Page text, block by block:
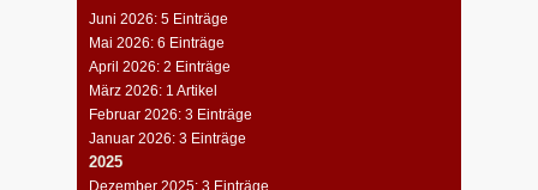
Juni 2026: 5 Einträge
Mai 2026: 6 Einträge
April 2026: 2 Einträge
März 2026: 1 Artikel
Februar 2026: 3 Einträge
Januar 2026: 3 Einträge
2025
Dezember 2025: 3 Einträge